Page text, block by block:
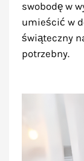
swobodę w
umieścić w
świąteczny
potrzebny.